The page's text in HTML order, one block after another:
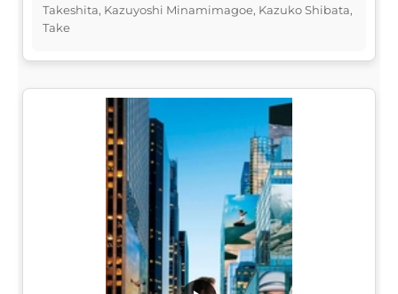
Takeshita, Kazuyoshi Minamimagoe, Kazuko Shibata,
Take